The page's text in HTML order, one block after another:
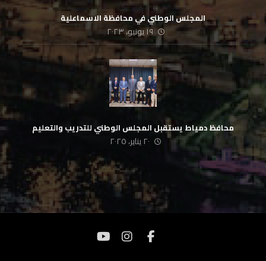
المجلس الوطني في محافظة الاسماعلية
١٩ يونيو، ٢٠٢٣
محافظ دمياط يستقبل المجلس الوطني للتدريب والتعليم
٢٠ يناير، ٢٠٢٥